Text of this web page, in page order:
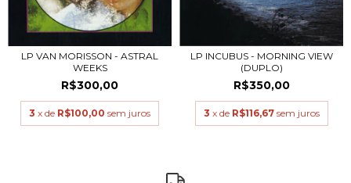
LP VAN MORISSON - ASTRAL
WEEKS
R$300,00
3 x de R$100,00 sem juros
LP INCUBUS - MORNING VIEW
(DUPLO)
R$350,00
3 x de R$116,67 sem juros